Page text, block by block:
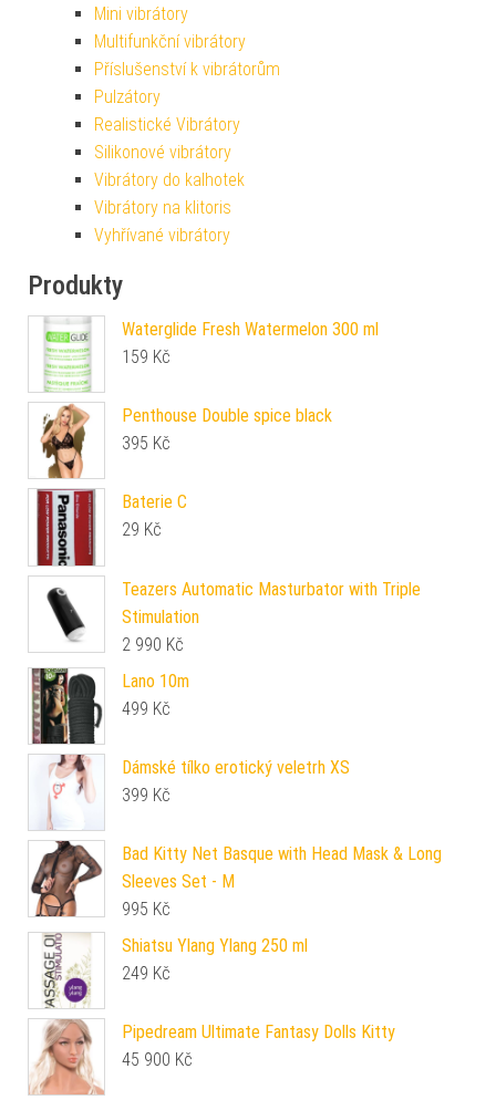
Mini vibrátory
Multifunkční vibrátory
Příslušenství k vibrátorům
Pulzátory
Realistické Vibrátory
Silikonové vibrátory
Vibrátory do kalhotek
Vibrátory na klitoris
Vyhřívané vibrátory
Produkty
Waterglide Fresh Watermelon 300 ml
159 Kč
Penthouse Double spice black
395 Kč
Baterie C
29 Kč
Teazers Automatic Masturbator with Triple
Stimulation
2 990 Kč
Lano 10m
499 Kč
Dámské tílko erotický veletrh XS
399 Kč
Bad Kitty Net Basque with Head Mask & Long
Sleeves Set - M
995 Kč
Shiatsu Ylang Ylang 250 ml
249 Kč
Pipedream Ultimate Fantasy Dolls Kitty
45 900 Kč